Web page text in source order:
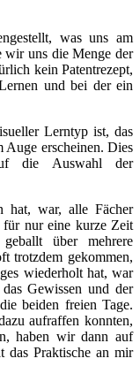
was uns am
wir uns die Menge der
kein Patentrezept,
und bei der ein
Lerntyp ist, das
Auge erscheinen. Dies
die Auswahl der
hat, war, alle Fächer
für nur eine kurze Zeit
über mehrere
trotzdem gekommen,
wiederholt hat, war
Gewissen und der
beiden freien Tage.
aufraffen konnten,
haben wir dann auf
das Praktische an mir